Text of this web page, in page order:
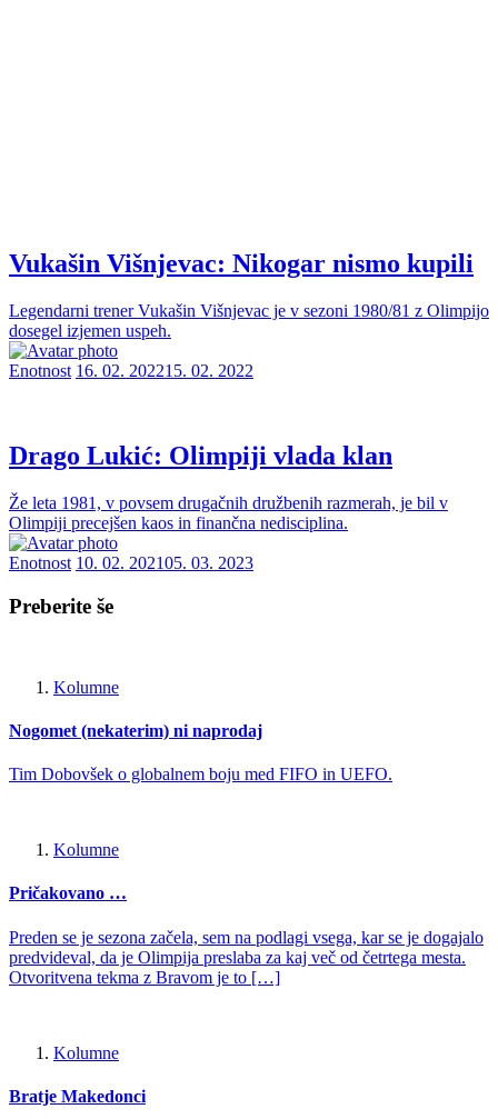
Vukašin Višnjevac: Nikogar nismo kupili
Legendarni trener Vukašin Višnjevac je v sezoni 1980/81 z Olimpijo
dosegel izjemen uspeh.
Enotnost 16. 02. 202215. 02. 2022
Drago Lukić: Olimpiji vlada klan
Že leta 1981, v povsem drugačnih družbenih razmerah, je bil v
Olimpiji precejšen kaos in finančna nedisciplina.
Enotnost 10. 02. 202105. 03. 2023
Preberite še
Kolumne
Nogomet (nekaterim) ni naprodaj
Tim Dobovšek o globalnem boju med FIFO in UEFO.
Kolumne
Pričakovano …
Preden se je sezona začela, sem na podlagi vsega, kar se je dogajalo
predvideval, da je Olimpija preslaba za kaj več od četrtega mesta.
Otvoritvena tekma z Bravom je to […]
Kolumne
Bratje Makedonci